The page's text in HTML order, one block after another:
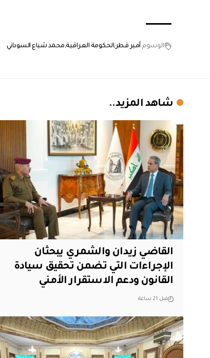
الوسوم أمير قطر الحكومة العراقية محمد شياع السوداني
شاهد المزيد..
القاضي زيدان والشمري يبحثان
الإجراءات التي تضمن تحقيق سيادة
القانون ودعم الاستقرار الأمني
قبل 21 ساعة